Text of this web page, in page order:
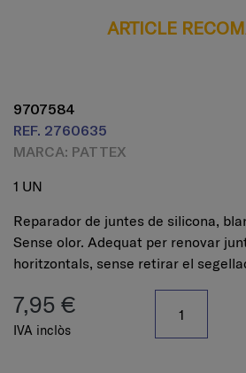
ARTICLE
9707584
REF. 2760635
MARCA: PATTEX
1 UN
Reparador de juntes de silicona,
Sense olor. Adequat per renovar
horitzontals, sense retirar el
7,95 €
IVA inclòs